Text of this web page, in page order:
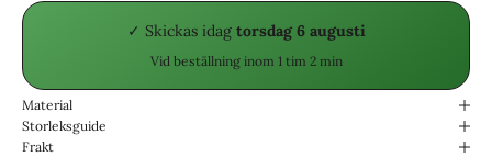
✓ Skickas idag torsdag 6 augusti
Vid beställning inom 1 tim 2 min
Material
Storleksguide
Frakt